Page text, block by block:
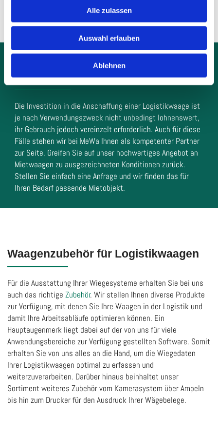
Alle zulassen
Auswahl erlauben
Ablehnen
Bedarfsgerechte Nutzung: Waagen
für die Logistik mieten
Die Investition in die Anschaffung einer Logistikwaage ist
je nach Verwendungszweck nicht unbedingt lohnenswert,
ihr Gebrauch jedoch vereinzelt erforderlich. Auch für diese
Fälle stehen wir bei MeWa Ihnen als kompetenter Partner
zur Seite. Greifen Sie auf unser hochwertiges Angebot an
Mietwaagen zu ausgezeichneten Konditionen zurück.
Stellen Sie einfach eine Anfrage und wir finden das für
Ihren Bedarf passende Mietobjekt.
Waagenzubehör für Logistikwaagen
Für die Ausstattung Ihrer Wiegesysteme erhalten Sie bei uns
auch das richtige Zubehör. Wir stellen Ihnen diverse Produkte
zur Verfügung, mit denen Sie Ihre Waagen in der Logistik und
damit Ihre Arbeitsabläufe optimieren können. Ein
Hauptaugenmerk liegt dabei auf der von uns für viele
Anwendungsbereiche zur Verfügung gestellten Software. Somit
erhalten Sie von uns alles an die Hand, um die Wiegedaten
Ihrer Logistikwaagen optimal zu erfassen und
weiterzuverarbeiten. Darüber hinaus beinhaltet unser
Sortiment weiteres Zubehör vom Kamerasystem über Ampeln
bis hin zum Drucker für den Ausdruck Ihrer Wägebelege.